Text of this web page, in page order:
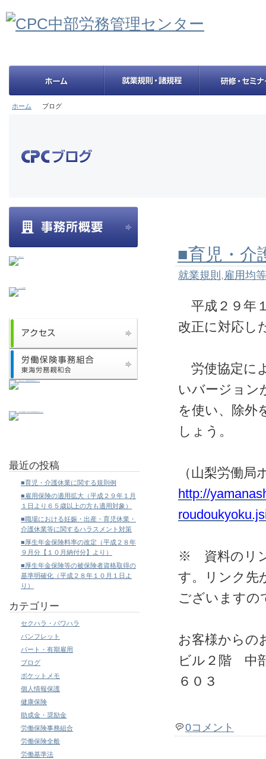
ホーム ブログ
■育児・介
就業規則 ,雇用均等
平成２９年
改正に対応し
労使協定に
いバージョン
を使い、除外
しょう。
（山梨労働局
http://
※ 資料のリ
す。リンク先
ございますの
お客様からの
ビル２階 中
６０３
0コメント
最近の投稿
■育児・介護休業に関する規則例
■雇用保険の適用拡大（平成２９年１月
１日より６５歳以上の方も適用対象）
■職場における妊娠・出産・育児休業・
介護休業等に関するハラスメント対策
■厚生年金保険料率の改定（平成２８年
９月分【１０月納付分】より）
■厚生年金保険等の被保険者資格取得の
基準明確化（平成２８年１０月１日よ
り）
カテゴリー
セクハラ・パワハラ
パンフレット
パート・有期雇用
ブログ
ポケットメモ
個人情報保護
健康保険
助成金・奨励金
労働保険事務組合
労働保険全般
労働基準法